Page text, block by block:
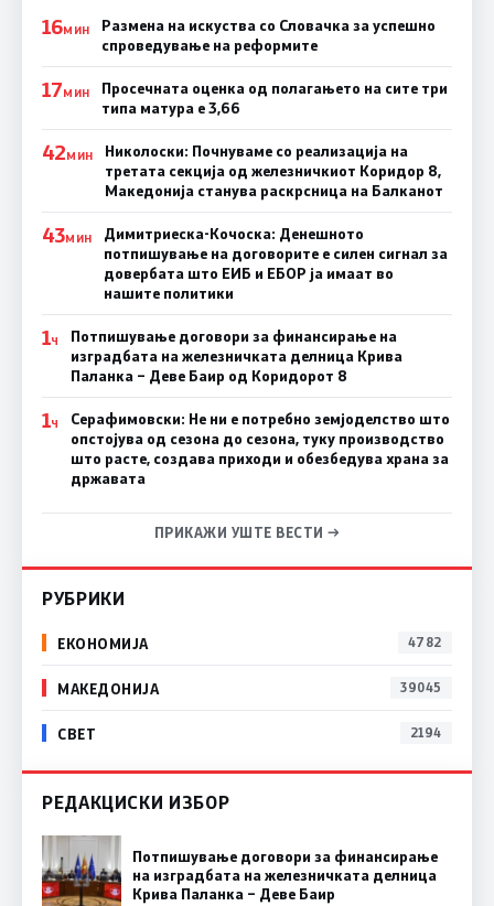
16МИН
Размена на искуства со Словачка за успешно
спроведување на реформите
17МИН
Просечната оценка од полагањето на сите три
типа матура е 3,66
42МИН
Николоски: Почнуваме со реализација на
третата секција од железничкиот Коридор 8,
Македонија станува раскрсница на Балканот
43МИН
Димитриеска-Кочоска: Денешното
потпишување на договорите е силен сигнал за
довербата што ЕИБ и ЕБОР ја имаат во
нашите политики
1Ч
Потпишување договори за финансирање на
изградбата на железничката делница Крива
Паланка – Деве Баир од Коридорот 8
1Ч
Серафимовски: Не ни е потребно земјоделство што
опстојува од сезона до сезона, туку производство
што расте, создава приходи и обезбедува храна за
државата
ПРИКАЖИ УШТЕ ВЕСТИ →
РУБРИКИ
ЕКОНОМИЈА 4782
МАКЕДОНИЈА 39045
СВЕТ 2194
РЕДАКЦИСКИ ИЗБОР
Потпишување договори за финансирање
на изградбата на железничката делница
Крива Паланка – Деве Баир